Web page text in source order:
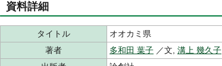
資料詳細
タイトル
オオカミ県
著者
多和田 葉子 ／文, 溝上 幾久子